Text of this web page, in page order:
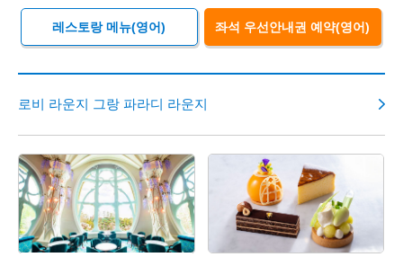
레스토랑 메뉴(영어) 좌석 우선안내권 예약(영어)
로비 라운지 그랑 파라디 라운지